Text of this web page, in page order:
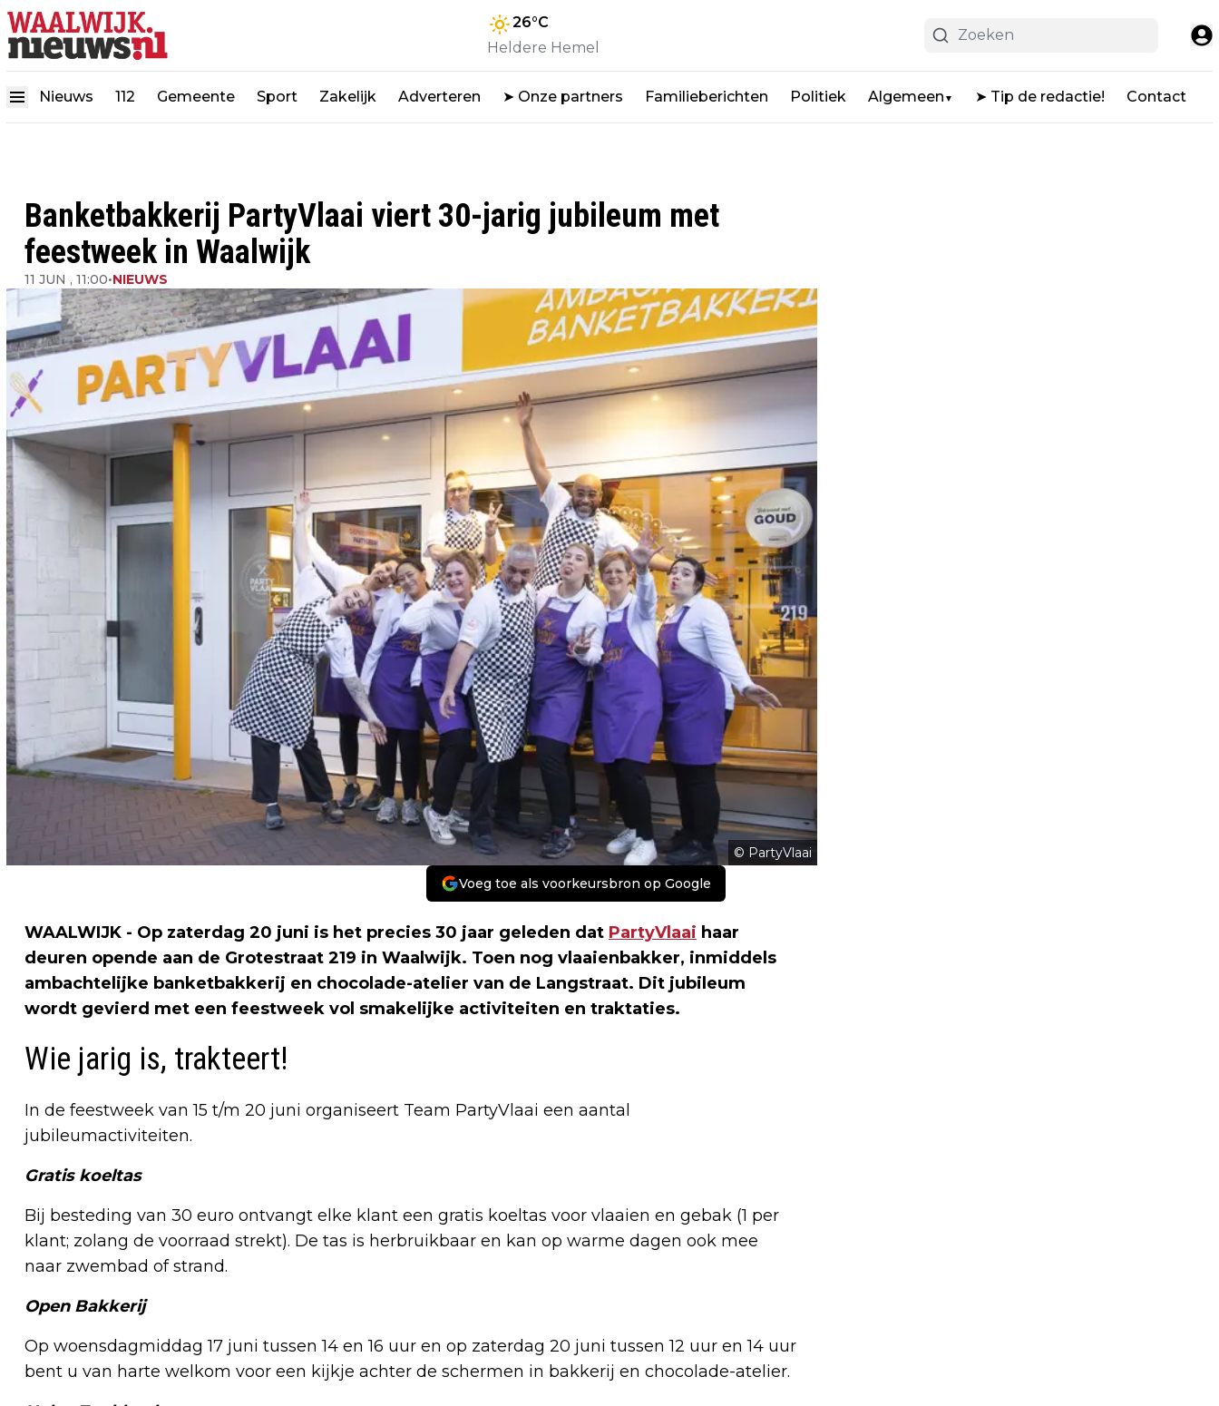
26°C
Heldere Hemel
Nieuws 112 Gemeente Sport Zakelijk Adverteren ➤ Onze partners Familieberichten Politiek Algemeen ▼ ➤ Tip de redactie! Contact
Banketbakkerij PartyVlaai viert 30-jarig jubileum met
feestweek in Waalwijk
11 JUN , 11:00•NIEUWS
© PartyVlaai
Voeg toe als voorkeursbron op Google
WAALWIJK - Op zaterdag 20 juni is het precies 30 jaar geleden dat PartyVlaai haar
deuren opende aan de Grotestraat 219 in Waalwijk. Toen nog vlaaienbakker, inmiddels
ambachtelijke banketbakkerij en chocolade-atelier van de Langstraat. Dit jubileum
wordt gevierd met een feestweek vol smakelijke activiteiten en traktaties.
Wie jarig is, trakteert!
In de feestweek van 15 t/m 20 juni organiseert Team PartyVlaai een aantal
jubileumactiviteiten.
Gratis koeltas
Bij besteding van 30 euro ontvangt elke klant een gratis koeltas voor vlaaien en gebak (1 per
klant; zolang de voorraad strekt). De tas is herbruikbaar en kan op warme dagen ook mee
naar zwembad of strand.
Open Bakkerij
Op woensdagmiddag 17 juni tussen 14 en 16 uur en op zaterdag 20 juni tussen 12 uur en 14 uur
bent u van harte welkom voor een kijkje achter de schermen in bakkerij en chocolade-atelier.